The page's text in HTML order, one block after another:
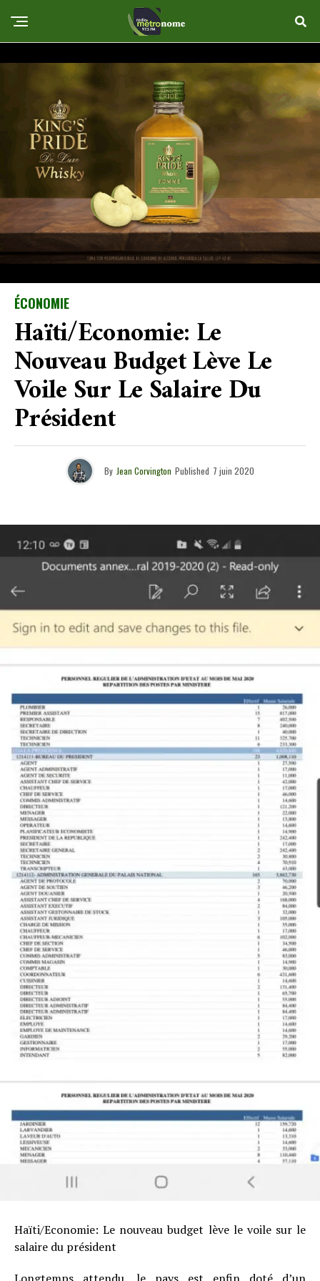
ÉCONOMIE
Haïti/Economie: Le
Nouveau Budget Lève Le
Voile Sur Le Salaire Du
Président
By Jean Corvington Published 7 juin 2020
Haïti/Economie: Le nouveau budget lève le voile sur le
salaire du président